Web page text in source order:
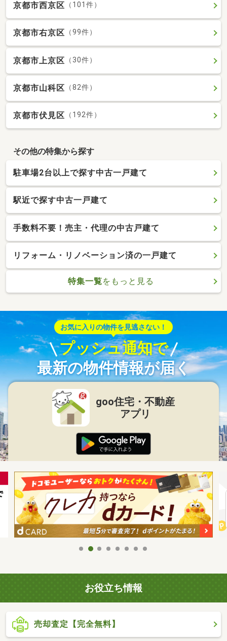
京都市西京区 （101件）
京都市右京区 （99件）
京都市上京区 （30件）
京都市山科区 （82件）
京都市伏見区 （192件）
その他の特集から探す
駐車場2台以上で探す中古一戸建て
駅近で探す中古一戸建て
手数料不要！売主・代理の中古戸建て
リフォーム・リノベーション済の一戸建て
特集一覧をもっと見る
お気に入りの物件を見逃さない！
プッシュ通知で
最新の物件情報が届く
goo住宅・不動産
アプリ
お役立ち情報
売却査定【完全無料】